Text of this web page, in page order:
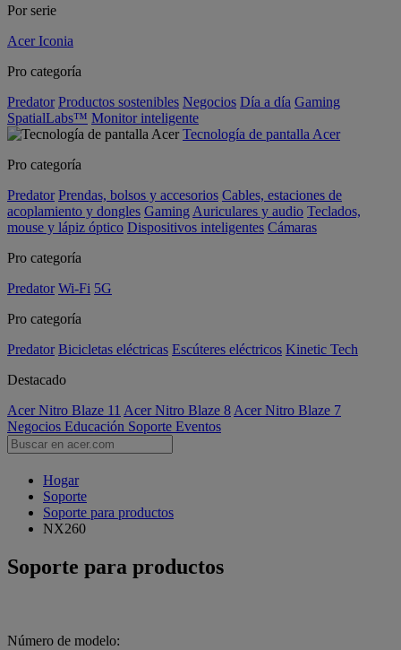
Por serie
Acer Iconia
Pro categoría
Predator Productos sostenibles Negocios Día a día Gaming
SpatialLabs™ Monitor inteligente
Tecnología de pantalla Acer
Pro categoría
Predator Prendas, bolsos y accesorios Cables, estaciones de
acoplamiento y dongles Gaming Auriculares y audio Teclados,
mouse y lápiz óptico Dispositivos inteligentes Cámaras
Pro categoría
Predator Wi-Fi 5G
Pro categoría
Predator Bicicletas eléctricas Escúteres eléctricos Kinetic Tech
Destacado
Acer Nitro Blaze 11 Acer Nitro Blaze 8 Acer Nitro Blaze 7
Negocios Educación Soporte Eventos
Hogar
Soporte
Soporte para productos
NX260
Soporte para productos
Número de modelo: